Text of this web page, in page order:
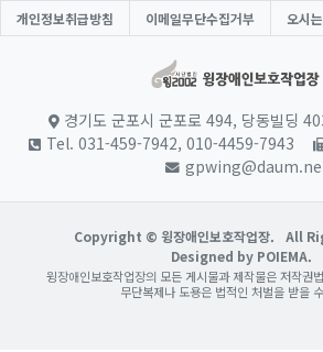
개인정보취급방침 이메일무단수집거부 오시
경기도 군포시 군포로 494, 당동빌딩
Tel. 031-459-7942, 010-4459-7943
Copyright © 윙장애인보호작업장.
All
Designed by POIEMA.
윙장애인보호작업장의 모든 게시물과 제작물은 저작권
무단복제나 도용은 법적인 처벌을 받을